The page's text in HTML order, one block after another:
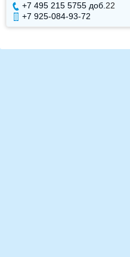
+7 495 215 5755 доб. 7
+7 925-084-93-71